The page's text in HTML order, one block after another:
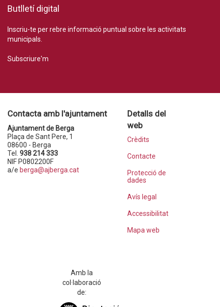
Butlletí digital
Inscriu-te per rebre informació puntual sobre les activitats
municipals.
Subscriure'm
Contacta amb l'ajuntament
Ajuntament de Berga
Plaça de Sant Pere, 1
08600 - Berga
Tel. 938 214 333
NIF P0802200F
a/e berga@ajberga.cat
Detalls del
web
Crèdits
Contacte
Protecció de
dades
Avís legal
Accessibilitat
Mapa web
Amb la
col·laboració
de: